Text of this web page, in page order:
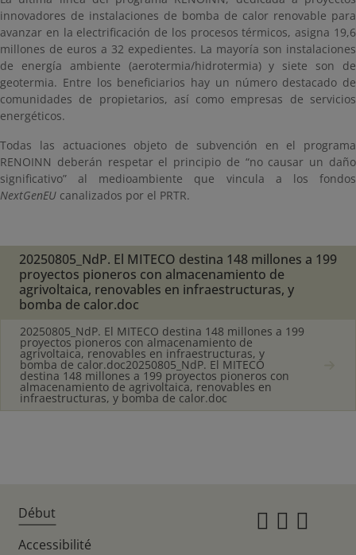
innovadores de instalaciones de bomba de calor renovable para
avanzar en la electrificación de los procesos térmicos, asigna 19,6
millones de euros a 32 expedientes. La mayoría son instalaciones
de energía ambiente (aerotermia/hidrotermia) y siete son de
geotermia. Entre los beneficiarios hay un número destacado de
comunidades de propietarios, así como empresas de servicios
energéticos.
Todas las actuaciones objeto de subvención en el programa
RENOINN deberán respetar el principio de “no causar un daño
significativo” al medioambiente que vincula a los fondos
NextGenEU canalizados por el PRTR.
20250805_NdP. El MITECO destina 148 millones a 199
proyectos pioneros con almacenamiento de
agrivoltaica, renovables en infraestructuras, y
bomba de calor.doc
20250805_NdP. El MITECO destina 148 millones a 199
proyectos pioneros con almacenamiento de
agrivoltaica, renovables en infraestructuras, y
bomba de calor.doc20250805_NdP. El MITECO
destina 148 millones a 199 proyectos pioneros con
almacenamiento de agrivoltaica, renovables en
infraestructuras, y bomba de calor.doc
Début
Accessibilité